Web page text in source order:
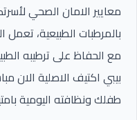
معايير الامان الصحي
بالمرطبات الطبيعية، تعمل
مع الحفاظ على ترطيبه
بيبي اكتيف الاصلية الان
طفلك ونظافته اليومية